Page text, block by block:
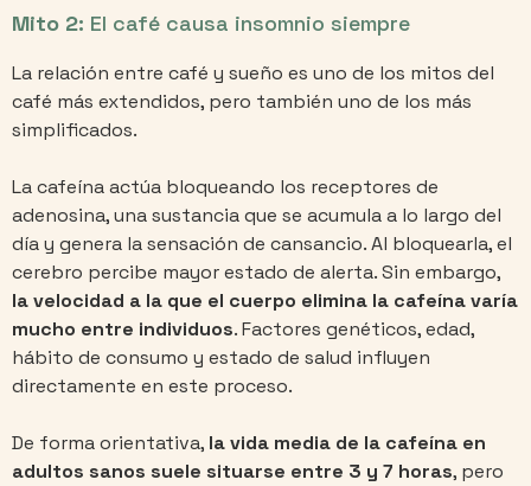
Mito 2: El café causa insomnio siempre
La relación entre café y sueño es uno de los mitos del
café más extendidos, pero también uno de los más
simplificados.
La cafeína actúa bloqueando los receptores de
adenosina, una sustancia que se acumula a lo largo del
día y genera la sensación de cansancio. Al bloquearla, el
cerebro percibe mayor estado de alerta. Sin embargo,
la velocidad a la que el cuerpo elimina la cafeína varía
mucho entre individuos. Factores genéticos, edad,
hábito de consumo y estado de salud influyen
directamente en este proceso.
De forma orientativa, la vida media de la cafeína en
adultos sanos suele situarse entre 3 y 7 horas, pero